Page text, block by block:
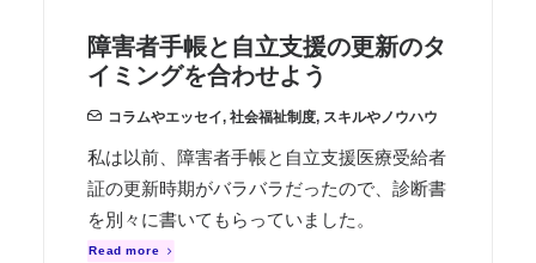
障害者手帳と自立支援の更新のタ
イミングを合わせよう
コラムやエッセイ, 社会福祉制度, スキルやノウハウ
私は以前、障害者手帳と自立支援医療受給者
証の更新時期がバラバラだったので、診断書
を別々に書いてもらっていました。
Read more